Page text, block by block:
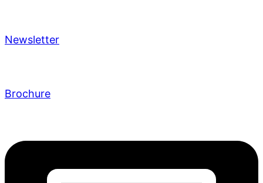
Newsletter
Brochure